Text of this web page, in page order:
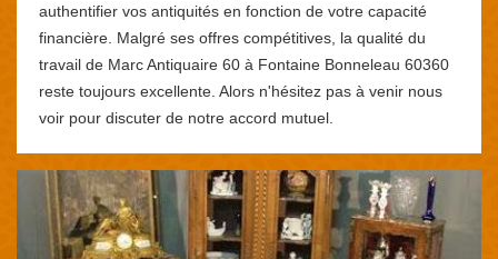
authentifier vos antiquités en fonction de votre capacité
financière. Malgré ses offres compétitives, la qualité du
travail de Marc Antiquaire 60 à Fontaine Bonneleau 60360
reste toujours excellente. Alors n'hésitez pas à venir nous
voir pour discuter de notre accord mutuel.